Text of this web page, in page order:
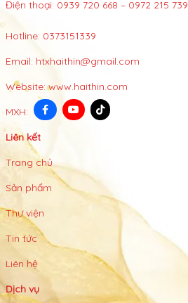
Điện thoại: 0939 720 668 – 0972 215 739
Hotline: 0373151339
Email: htxhaithin@gmail.com
Website:www.haithin.com
MXH:
Liên kết
Trang chủ
Sản phẩm
Thư viện
Tin tức
Liên hệ
Dịch vụ